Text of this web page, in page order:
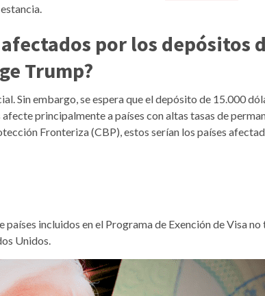
por los depósitos
Trump?
Sin embargo, se espera que el depósito de 15.000
principalmente a países con altas tasas de
Fronteriza (CBP), estos serían los países
países incluidos en el Programa de Exención de Visa
Unidos.